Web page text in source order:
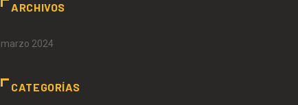
ARCHIVOS
marzo 2024
CATEGORÍAS